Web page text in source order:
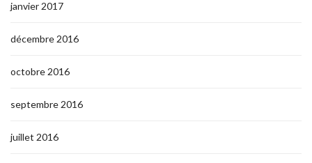
janvier 2017
décembre 2016
octobre 2016
septembre 2016
juillet 2016